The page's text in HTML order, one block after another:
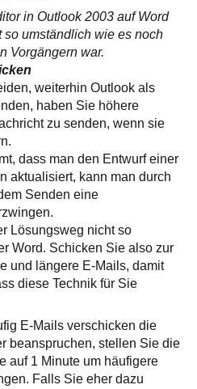
in Outlook 2003 auf Word
umständlich wie es noch
Vorgängern war.
weiterhin Outlook als
haben Sie höhere
zu senden, wenn sie
dass man den Entwurf einer
aktualisiert, kann man durch
Senden eine
Lösungsweg nicht so
Word. Schicken Sie also zur
und längere E-Mails, damit
diese Technik für Sie
E-Mails verschicken die
beanspruchen, stellen Sie die
auf 1 Minute um häufigere
Falls Sie eher dazu